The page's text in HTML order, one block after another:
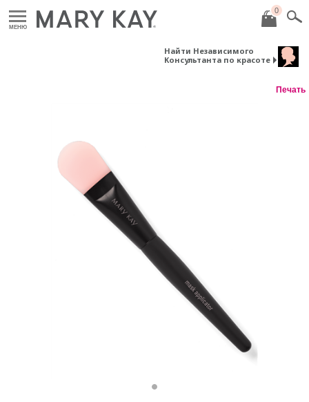
МЕНЮ
0
Найти Независимого
Консультанта по красоте
Печать